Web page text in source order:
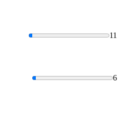
11
6